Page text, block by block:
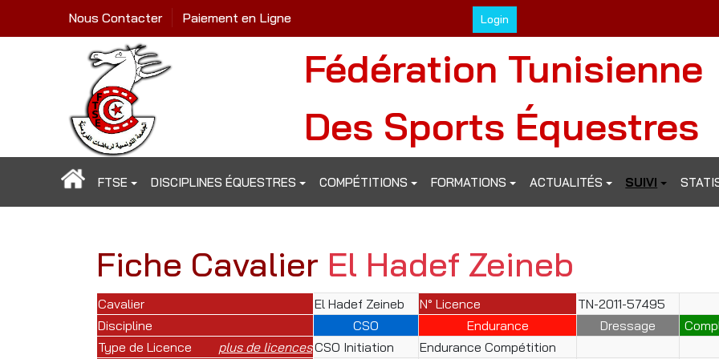
Login
Nous Contacter Paiement en Ligne
Fédération Tunisienne
Des Sports Équestres
FTSE DISCIPLINES ÉQUESTRES COMPÉTITIONS FORMATIONS ACTUALITÉS SUIVI
Fiche Cavalier El Hadef Zeineb
Cavalier El Hadef Zeineb N° Licence
TN-2011-57495
Discipline
CSO Endurance Dressage
Type de Licence
plus de licencesCSO Initiation
Endurance Compétition